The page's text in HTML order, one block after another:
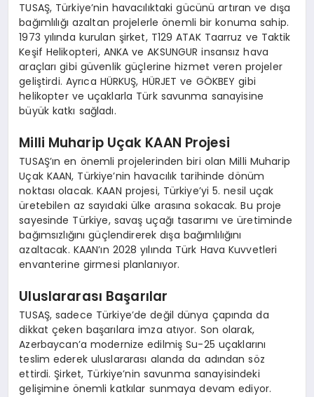
TUSAŞ, Türkiye’nin havacılıktaki gücünü artıran ve dışa
bağımlılığı azaltan projelerle önemli bir konuma sahip.
1973 yılında kurulan şirket, T129 ATAK Taarruz ve Taktik
Keşif Helikopteri, ANKA ve AKSUNGUR insansız hava
araçları gibi güvenlik güçlerine hizmet veren projeler
geliştirdi. Ayrıca HÜRKUŞ, HÜRJET ve GÖKBEY gibi
helikopter ve uçaklarla Türk savunma sanayisine
büyük katkı sağladı.
Milli Muharip Uçak KAAN Projesi
TUSAŞ’ın en önemli projelerinden biri olan Milli Muharip
Uçak KAAN, Türkiye’nin havacılık tarihinde dönüm
noktası olacak. KAAN projesi, Türkiye’yi 5. nesil uçak
üretebilen az sayıdaki ülke arasına sokacak. Bu proje
sayesinde Türkiye, savaş uçağı tasarımı ve üretiminde
bağımsızlığını güçlendirerek dışa bağımlılığını
azaltacak. KAAN’ın 2028 yılında Türk Hava Kuvvetleri
envanterine girmesi planlanıyor.
Uluslararası Başarılar
TUSAŞ, sadece Türkiye’de değil dünya çapında da
dikkat çeken başarılara imza atıyor. Son olarak,
Azerbaycan’a modernize edilmiş Su-25 uçaklarını
teslim ederek uluslararası alanda da adından söz
ettirdi. Şirket, Türkiye’nin savunma sanayisindeki
gelişimine önemli katkılar sunmaya devam ediyor.